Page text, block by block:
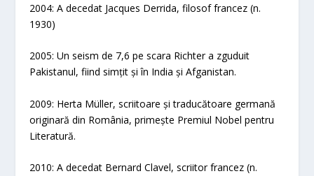
2004: A decedat Jacques Derrida, filosof francez (n.
1930)
2005: Un seism de 7,6 pe scara Richter a zguduit
Pakistanul, fiind simțit și în India și Afganistan.
2009: Herta Müller, scriitoare și traducătoare germană
originară din România, primește Premiul Nobel pentru
Literatură.
2010: A decedat Bernard Clavel, scriitor francez (n.